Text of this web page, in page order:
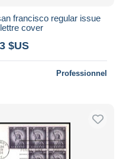
francisco regular issue
cover
$US
Professionnel